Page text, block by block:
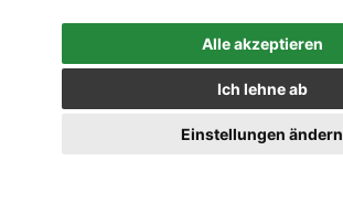
Alle akzeptieren
Ich lehne ab
Einstellungen ändern